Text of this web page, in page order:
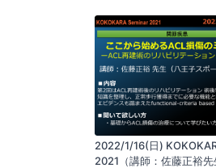
2022/1/16(日)
2021（講師：佐藤正裕先